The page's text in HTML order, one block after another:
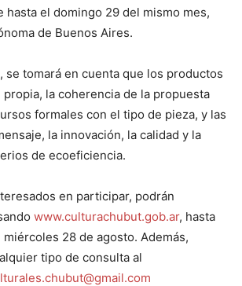
hasta el domingo 29 del mismo mes,
de Buenos Aires.
se tomará en cuenta que los productos
propia, la coherencia de la propuesta
formales con el tipo de pieza, y las
la innovación, la calidad y la
de ecoeficiencia.
en participar, podrán
www.culturachubut.gob.ar, hasta
28 de agosto. Además,
tipo de consulta al